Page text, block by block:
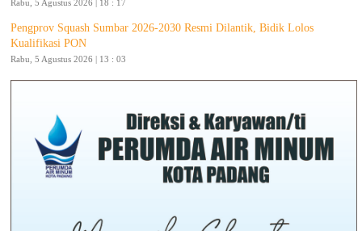
Rabu, 5 Agustus 2026 | 18 : 17
Pengprov Squash Sumbar 2026-2030 Resmi Dilantik, Bidik Lolos
Kualifikasi PON
Rabu, 5 Agustus 2026 | 13 : 03